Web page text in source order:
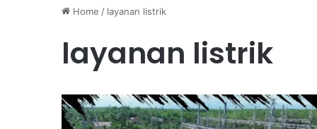
Home / layanan listrik
layanan listrik